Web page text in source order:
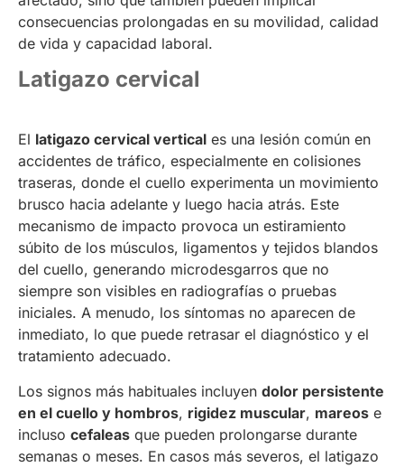
consecuencias prolongadas en su movilidad, calidad
de vida y capacidad laboral.
Latigazo cervical
El latigazo cervical vertical es una lesión común en
accidentes de tráfico, especialmente en colisiones
traseras, donde el cuello experimenta un movimiento
brusco hacia adelante y luego hacia atrás. Este
mecanismo de impacto provoca un estiramiento
súbito de los músculos, ligamentos y tejidos blandos
del cuello, generando microdesgarros que no
siempre son visibles en radiografías o pruebas
iniciales. A menudo, los síntomas no aparecen de
inmediato, lo que puede retrasar el diagnóstico y el
tratamiento adecuado.
Los signos más habituales incluyen dolor persistente
en el cuello y hombros, rigidez muscular, mareos e
incluso cefaleas que pueden prolongarse durante
semanas o meses. En casos más severos, el latigazo